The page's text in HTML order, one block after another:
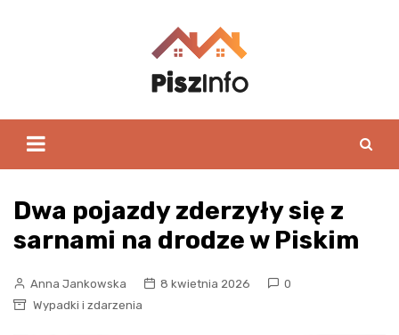
Dwa pojazdy zderzyły się z
sarnami na drodze w Piskim
Anna Jankowska 8 kwietnia 2026
0
Wypadki i zdarzenia